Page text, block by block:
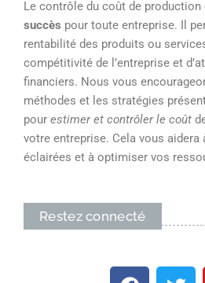
Le contrôle du coût de production
succès pour toute entreprise. Il
rentabilité des produits ou
compétitivité de l’entreprise et
financiers. Nous vous
méthodes et les stratégies
pour estimer et contrôler le coût
votre entreprise. Cela vous aidera
éclairées et à optimiser vos
Restez connecté